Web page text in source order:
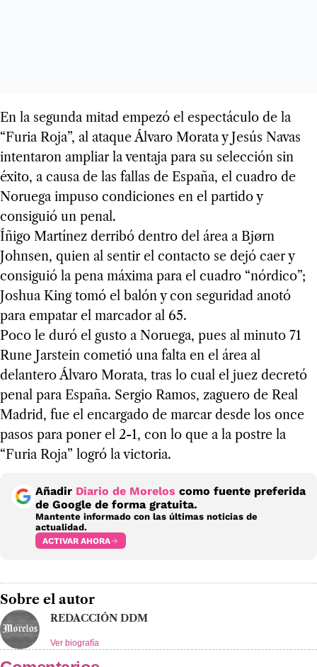
En la segunda mitad empezó el espectáculo de la
“Furia Roja”, al ataque Álvaro Morata y Jesús Navas
intentaron ampliar la ventaja para su selección sin
éxito, a causa de las fallas de España, el cuadro de
Noruega impuso condiciones en el partido y
consiguió un penal.
Íñigo Martínez derribó dentro del área a Bjørn
Johnsen, quien al sentir el contacto se dejó caer y
consiguió la pena máxima para el cuadro “nórdico”;
Joshua King tomó el balón y con seguridad anotó
para empatar el marcador al 65.
Poco le duró el gusto a Noruega, pues al minuto 71
Rune Jarstein cometió una falta en el área al
delantero Álvaro Morata, tras lo cual el juez decretó
penal para España. Sergio Ramos, zaguero de Real
Madrid, fue el encargado de marcar desde los once
pasos para poner el 2-1, con lo que a la postre la
“Furia Roja” logró la victoria.
Añadir Diario de Morelos como fuente preferida
de Google de forma gratuita.
Mantente informado con las últimas noticias de
actualidad.
ACTIVAR AHORA
Sobre el autor
REDACCIÓN DDM
Ver biografía